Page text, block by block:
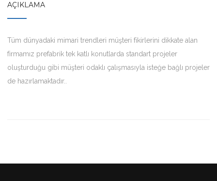
AÇIKLAMA
Tüm dünyadaki mimari trendleri müşteri fikirlerini dikkate alan
firmamız prefabrik tek katlı konutlarda standart projeler
oluşturduğu gibi müşteri odaklı çalışmasıyla isteğe bağlı projeler
de hazırlamaktadır..